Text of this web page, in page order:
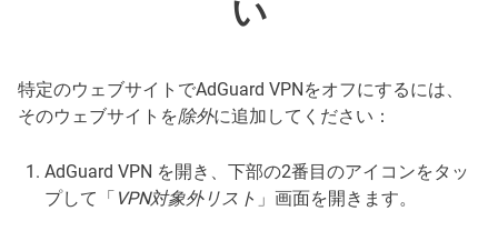
い
特定のウェブサイトでAdGuard VPNをオフにするには、
そのウェブサイトを除外に追加してください：
AdGuard VPN を開き、下部の2番目のアイコンをタッ
プして「 VPN対象外リスト 」画面を開きます。